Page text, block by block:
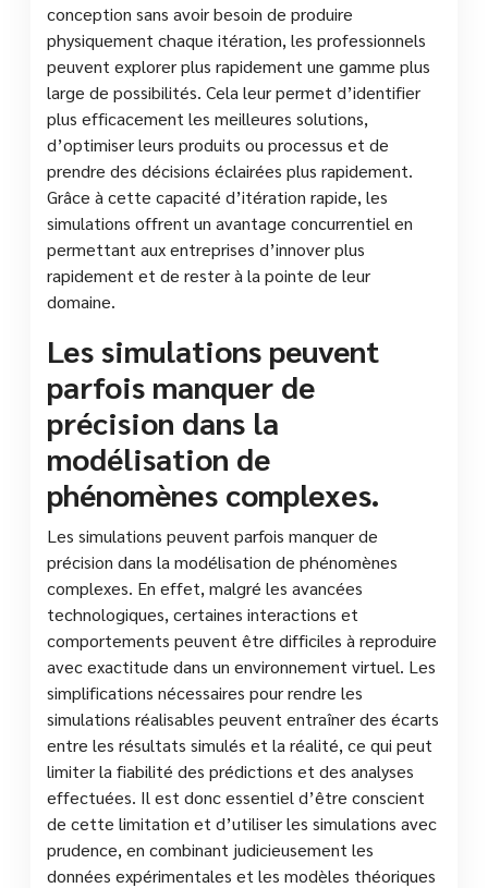
conception sans avoir besoin de produire
physiquement chaque itération, les professionnels
peuvent explorer plus rapidement une gamme plus
large de possibilités. Cela leur permet d’identifier
plus efficacement les meilleures solutions,
d’optimiser leurs produits ou processus et de
prendre des décisions éclairées plus rapidement.
Grâce à cette capacité d’itération rapide, les
simulations offrent un avantage concurrentiel en
permettant aux entreprises d’innover plus
rapidement et de rester à la pointe de leur
domaine.
Les simulations peuvent
parfois manquer de
précision dans la
modélisation de
phénomènes complexes.
Les simulations peuvent parfois manquer de
précision dans la modélisation de phénomènes
complexes. En effet, malgré les avancées
technologiques, certaines interactions et
comportements peuvent être difficiles à reproduire
avec exactitude dans un environnement virtuel. Les
simplifications nécessaires pour rendre les
simulations réalisables peuvent entraîner des écarts
entre les résultats simulés et la réalité, ce qui peut
limiter la fiabilité des prédictions et des analyses
effectuées. Il est donc essentiel d’être conscient
de cette limitation et d’utiliser les simulations avec
prudence, en combinant judicieusement les
données expérimentales et les modèles théoriques